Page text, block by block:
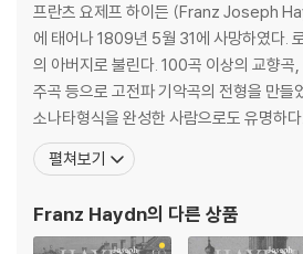
프란츠 요제프 하이든 (Franz Joseph
에 태어나 1809년 5월 31에 사망하였다.
의 아버지로 불린다. 100곡 이상의 교향
주곡 등으로 고전파 기악곡의 전형을 만들
소나타형식을 완성한 사람으로도 유명하
과 '천지창조(天地創造)
ahreszeiten'(1801) 등 오라토리오풍의
태어난 그는
펼쳐보기
Franz Haydn의 다른 상품